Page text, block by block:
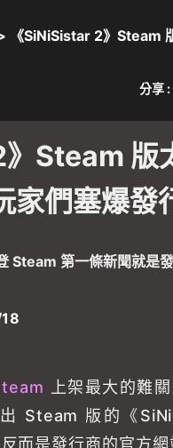
《SiNiSistar 2》Steam
分享 :
Steam 版
家們塞爆發
Steam 第一條新聞就是
上架最大的難
Steam 版的《